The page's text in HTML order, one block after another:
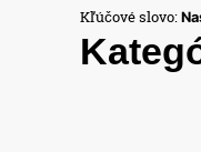
Kľúčové slovo: